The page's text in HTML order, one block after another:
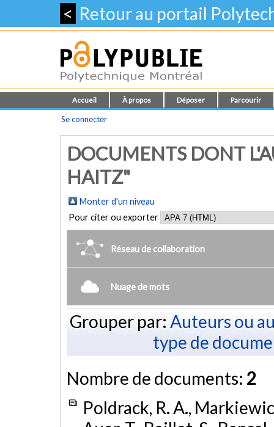
< Retour au portail
Accueil À propos Déposer Parcourir
Se connecter
DOCUMENTS DONT
HAITZ"
Monter d'un niveau
Pour citer ou exporter
Réseau de collaboration
Nuage de mots
Grouper par: Auteurs ou
type de
Nombre de documents: 2
Poldrack, R. A.,